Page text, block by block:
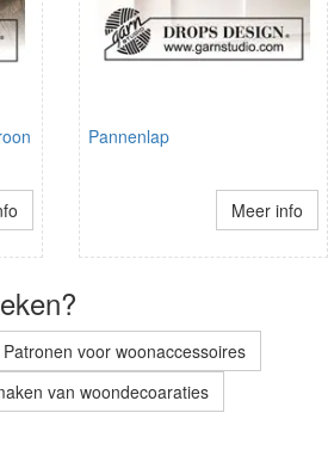
Pannenlap
Meer info
Patronen voor woonaccessoires
van woondecoaraties